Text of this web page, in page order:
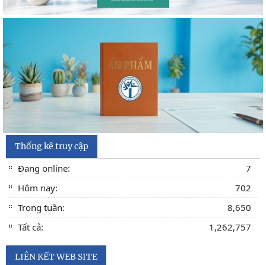
Thống kê truy cập
Đang online:
7
Hôm nay:
702
Trong tuần:
8,650
Tất cả:
1,262,757
LIÊN KẾT WEB SITE